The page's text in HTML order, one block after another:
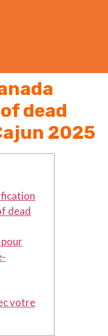
dead
2025
dead
votre